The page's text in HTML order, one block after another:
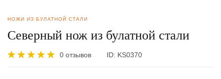
НОЖИ ИЗ БУЛАТНОЙ СТАЛИ
Северный нож из булатной стали
0 отзывов ID: KS0370